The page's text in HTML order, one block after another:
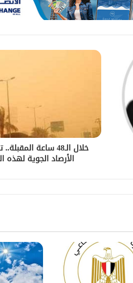
خلال الـ48 ساعة
الأرصاد الجوية لهذه